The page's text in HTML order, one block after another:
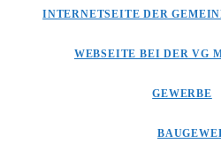
INTERNETSEITE DER
WEBSEITE BEI DER VG
GEWERBE